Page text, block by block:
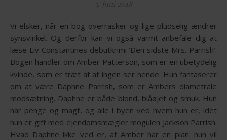
5. juni 2018
Vi elsker, når en bog overrasker og lige pludselig ændrer
synsvinkel. Og derfor kan vi også varmt anbefale dig at
læse Liv Constantines debutkrimi ‘Den sidste Mrs. Parrish’.
Bogen handler om Amber Patterson, som er en ubetydelig
kvinde, som er træt af at ingen ser hende. Hun fantaserer
om at være Daphne Parrish, som er Ambers diametrale
modsætning. Daphne er både blond, blåøjet og smuk. Hun
har penge og magt, og alle i byen ved hvem hun er, idet
hun er gift med ejendomsmægler mogulen Jackson Parrish.
Hvad Daphne ikke ved er, at Amber har en plan: hun vil